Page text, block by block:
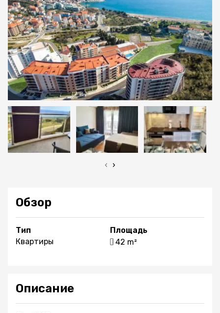
‹ ›
Обзор
Тип
Квартиры
Площадь
42 m²
Описание